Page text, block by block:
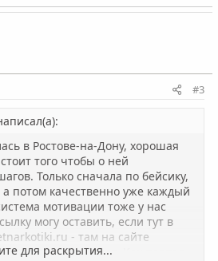
#3
в Ростове-на-Дону, хорошая
того чтобы о ней
Только сначала по бейсику,
потом качественно уже каждый
мотивации тоже у нас
могу оставить, если тут в
- там на сайте
и чего только нет. Как портал,
для раскрытия...